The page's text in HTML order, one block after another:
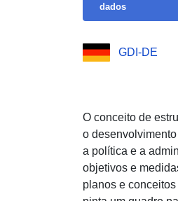
dados
GDI-DE
O conceito de
o
a política e a
objetivos e
planos e